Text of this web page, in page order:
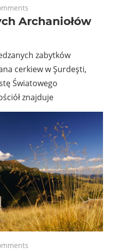
Archaniołów
zabytków
cerkiew w Şurdeşti,
Światowego
znajduje